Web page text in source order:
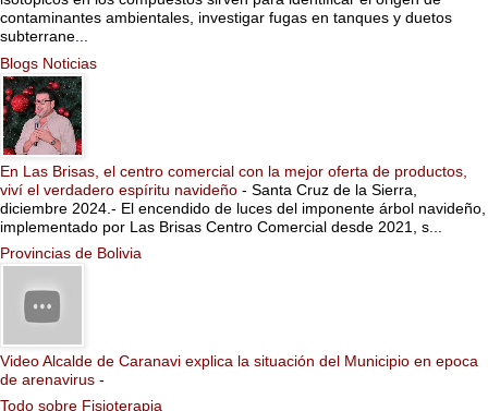
contaminantes ambientales, investigar fugas en tanques y duetos
subterrane...
Blogs Noticias
En Las Brisas, el centro comercial con la mejor oferta de productos,
viví el verdadero espíritu navideño - Santa Cruz de la Sierra,
diciembre 2024.- El encendido de luces del imponente árbol navideño,
implementado por Las Brisas Centro Comercial desde 2021, s...
Provincias de Bolivia
Video Alcalde de Caranavi explica la situación del Municipio en epoca
de arenavirus -
Todo sobre Fisioterapia